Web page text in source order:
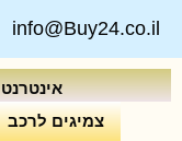
info@Buy24.co.il
אינטרנט
צמיגים לרכב